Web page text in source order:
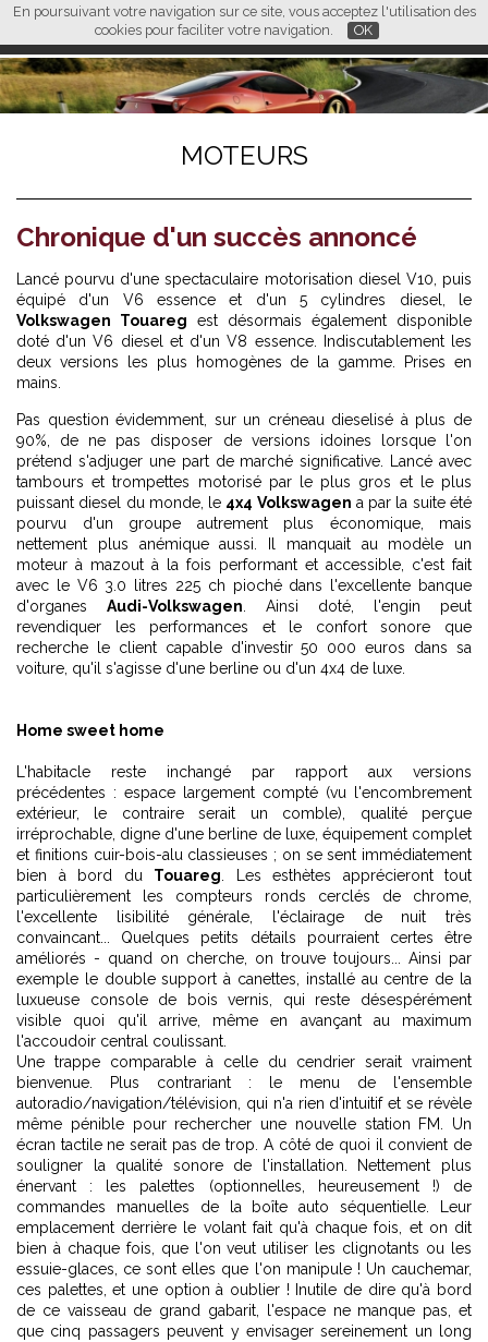
En poursuivant votre navigation sur ce site, vous acceptez l'utilisation des
cookies pour faciliter votre navigation.
OK
FR EN CN
L M
MOTEURS
Chronique d'un succès annoncé
Lancé pourvu d'une spectaculaire motorisation diesel V10, puis
équipé d'un V6 essence et d'un 5 cylindres diesel, le
Volkswagen Touareg est désormais également disponible
doté d'un V6 diesel et d'un V8 essence. Indiscutablement les
deux versions les plus homogènes de la gamme. Prises en
mains.
Pas question évidemment, sur un créneau dieselisé à plus de
90%, de ne pas disposer de versions idoines lorsque l'on
prétend s'adjuger une part de marché significative. Lancé avec
tambours et trompettes motorisé par le plus gros et le plus
puissant diesel du monde, le 4x4 Volkswagen a par la suite été
pourvu d'un groupe autrement plus économique, mais
nettement plus anémique aussi. Il manquait au modèle un
moteur à mazout à la fois performant et accessible, c'est fait
avec le V6 3.0 litres 225 ch pioché dans l'excellente banque
d'organes Audi-Volkswagen . Ainsi doté, l'engin peut
revendiquer les performances et le confort sonore que
recherche le client capable d'investir 50 000 euros dans sa
voiture, qu'il s'agisse d'une berline ou d'un 4x4 de luxe.
Home sweet home
L'habitacle reste inchangé par rapport aux versions
précédentes : espace largement compté (vu l'encombrement
extérieur, le contraire serait un comble), qualité perçue
irréprochable, digne d'une berline de luxe, équipement complet
et finitions cuir-bois-alu classieuses ; on se sent immédiatement
bien à bord du Touareg . Les esthètes apprécieront tout
particulièrement les compteurs ronds cerclés de chrome,
l'excellente lisibilité générale, l'éclairage de nuit très
convaincant... Quelques petits détails pourraient certes être
améliorés - quand on cherche, on trouve toujours... Ainsi par
exemple le double support à canettes, installé au centre de la
luxueuse console de bois vernis, qui reste désespérément
visible quoi qu'il arrive, même en avançant au maximum
l'accoudoir central coulissant.
Une trappe comparable à celle du cendrier serait vraiment
bienvenue. Plus contrariant : le menu de l'ensemble
autoradio/navigation/télévision, qui n'a rien d'intuitif et se révèle
même pénible pour rechercher une nouvelle station FM. Un
écran tactile ne serait pas de trop. A côté de quoi il convient de
souligner la qualité sonore de l'installation. Nettement plus
énervant : les palettes (optionnelles, heureusement !) de
commandes manuelles de la boîte auto séquentielle. Leur
emplacement derrière le volant fait qu'à chaque fois, et on dit
bien à chaque fois, que l'on veut utiliser les clignotants ou les
essuie-glaces, ce sont elles que l'on manipule ! Un cauchemar,
ces palettes, et une option à oublier ! Inutile de dire qu'à bord
de ce vaisseau de grand gabarit, l'espace ne manque pas, et
que cinq passagers peuvent y envisager sereinement un long